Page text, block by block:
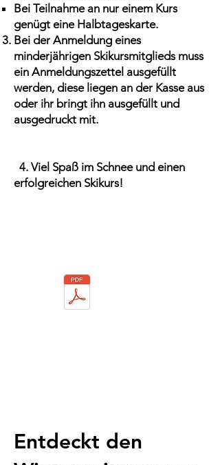
Bei Teilnahme an nur einem Kurs
genügt eine Halbtageskarte.
Bei der Anmeldung eines
minderjährigen Skikursmitglieds muss
ein Anmeldungszettel ausgefüllt
werden, diese liegen an der Kasse aus
oder ihr bringt ihn ausgefüllt und
ausgedruckt mit.
4. Viel Spaß im Schnee und einen
erfolgreichen Skikurs!
Entdeckt den